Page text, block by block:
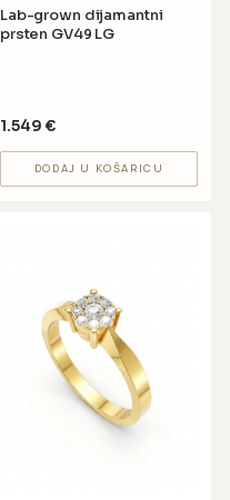
Lab-grown dijamantni
prsten GV49 LG
1.549 €
DODAJ U KOŠARICU